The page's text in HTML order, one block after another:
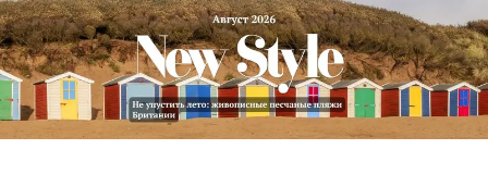
Skip
to
content